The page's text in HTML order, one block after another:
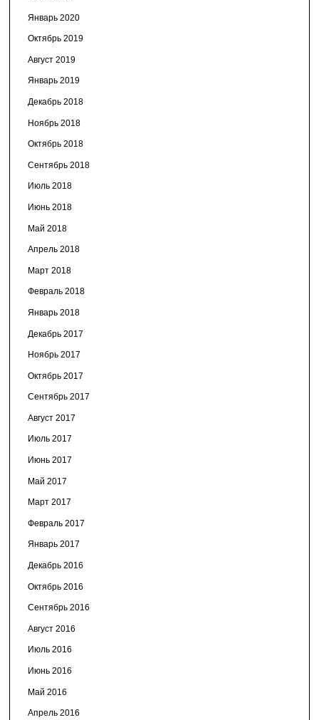
Январь 2020
Октябрь 2019
Август 2019
Январь 2019
Декабрь 2018
Ноябрь 2018
Октябрь 2018
Сентябрь 2018
Июль 2018
Июнь 2018
Май 2018
Апрель 2018
Март 2018
Февраль 2018
Январь 2018
Декабрь 2017
Ноябрь 2017
Октябрь 2017
Сентябрь 2017
Август 2017
Июль 2017
Июнь 2017
Май 2017
Март 2017
Февраль 2017
Январь 2017
Декабрь 2016
Октябрь 2016
Сентябрь 2016
Август 2016
Июль 2016
Июнь 2016
Май 2016
Апрель 2016